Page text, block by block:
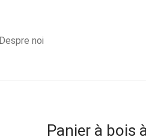
Despre noi
Panier à bois